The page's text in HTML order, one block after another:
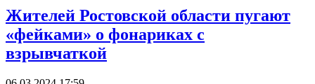
Жителей Ростовской области пугают
«фейками» о фонариках с
взрывчаткой